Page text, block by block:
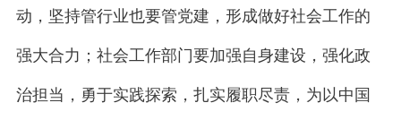
动，坚持管行业也要管党建，形成做好社会工作的
强大合力；社会工作部门要加强自身建设，强化政
治担当，勇于实践探索，扎实履职尽责，为以中国